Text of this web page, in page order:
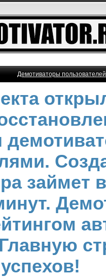
Демотиваторы
займет